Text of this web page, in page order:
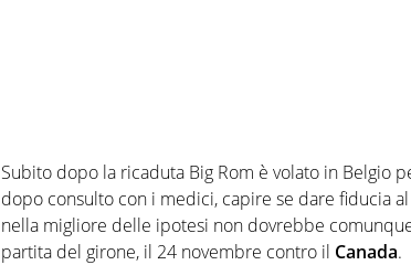
Subito dopo la ricaduta Big Rom è volato in Belgio
dopo consulto con i medici, capire se dare fiducia
nella migliore delle ipotesi non dovrebbe
partita del girone, il 24 novembre contro il Canada.